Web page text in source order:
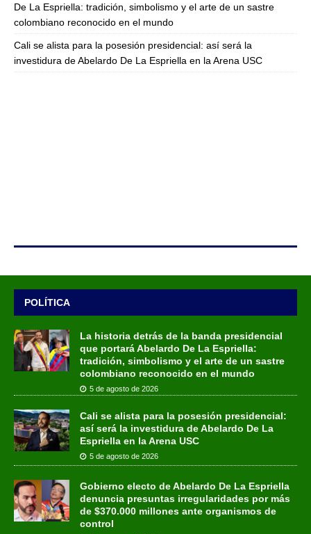
De La Espriella: tradición, simbolismo y el arte de un sastre
colombiano reconocido en el mundo
Cali se alista para la posesión presidencial: así será la
investidura de Abelardo De La Espriella en la Arena USC
POLÍTICA
La historia detrás de la banda presidencial
que portará Abelardo De La Espriella:
tradición, simbolismo y el arte de un sastre
colombiano reconocido en el mundo
5 de agosto de 2026
Cali se alista para la posesión presidencial:
así será la investidura de Abelardo De La
Espriella en la Arena USC
5 de agosto de 2026
Gobierno electo de Abelardo De La Espriella
denuncia presuntas irregularidades por más
de $370.000 millones ante organismos de
control